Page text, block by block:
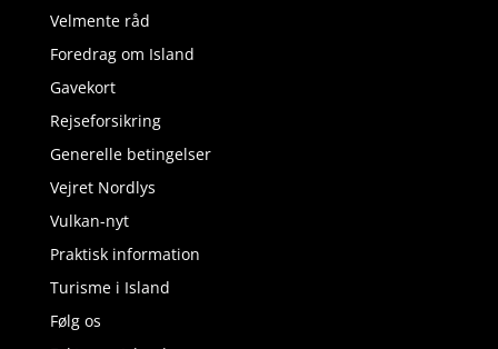
Velmente råd
Foredrag om Island
Gavekort
Rejseforsikring
Generelle betingelser
Vejret Nordlys
Vulkan-nyt
Praktisk information
Turisme i Island
Følg os